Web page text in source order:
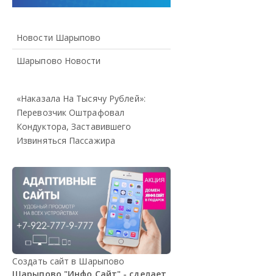
Новости Шарыпово
Шарыпово Новости
«Наказала На Тысячу Рублей»:
Перевозчик Оштрафовал
Кондуктора, Заставившего
Извиняться Пассажира
Создать сайт в Шарыпово